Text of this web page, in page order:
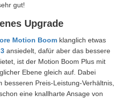
gut!
Upgrade
Motion Boom klanglich etwas
ansiedelt, dafür aber das bessere
ist der Motion Boom Plus mit
Ebene gleich auf. Dabei
besseren Preis-Leistung-Verhältnis,
eine knallharte Ansage von